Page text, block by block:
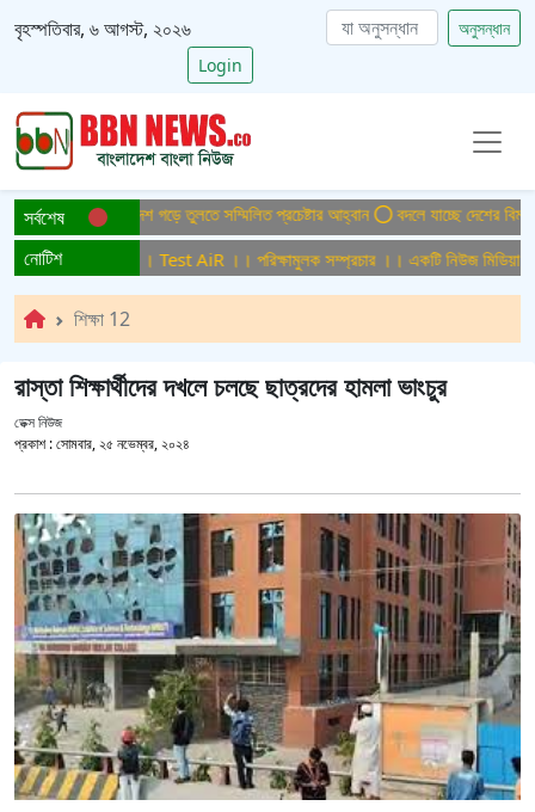
বৃহস্পতিবার, ৬ আগস্ট, ২০২৬
অনুসন্ধান
Login
সর্বশেষবাংলাদেশ গড়ে তুলতে সম্মিলিত প্রচেষ্টার আহ্বান বদলে যাচ্ছে দেশের বিমান ও
নোটিশসম্প্রচার ।। Test AiR ।। পরিক্ষামুলক সম্প্রচার ।। একটি নিউজ মিডিয়া
শিক্ষা 12
রাস্তা শিক্ষার্থীদের দখলে চলছে ছাত্রদের হামলা ভাংচুর
ডেক্স নিউজ
প্রকাশ :সোমবার, ২৫ নভেম্বর, ২০২৪